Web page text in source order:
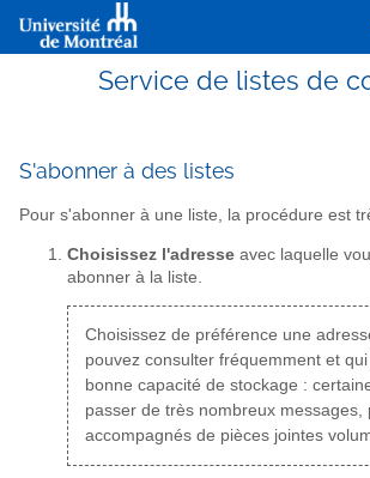
Service de listes de
S'abonner à des listes
Pour s'abonner à une liste, la procédure est
Choisissez l'adresse avec laquelle
abonner à la liste.
Choisissez de préférence une
pouvez consulter fréquemment et
bonne capacité de stockage :
passer de très nombreux messages,
accompagnés de pièces jointes